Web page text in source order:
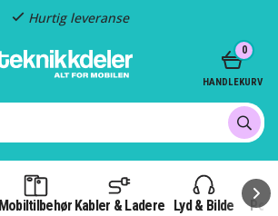
Hurtig leveranse
Mobiltilbehør Kabler & Ladere Lyd & Bilde
0
HANDLEKURV